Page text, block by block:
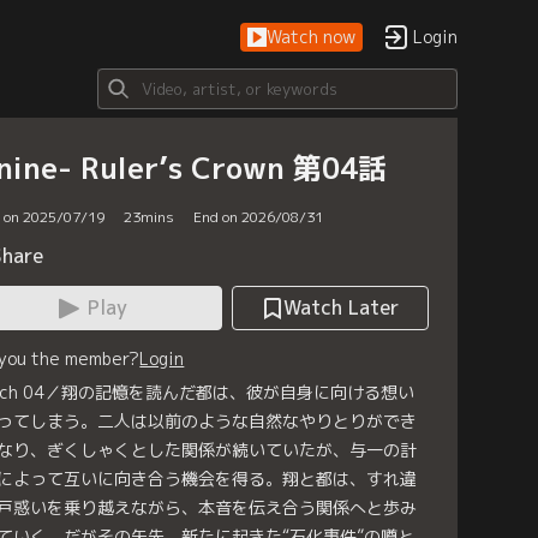
Watch now Login
Ruler’s Crown 第04話
on 2025/07/19 23mins End on 2026/08/31
Play
Watch Later
the member?Login
04／翔の記憶を読んだ都は、彼が自身に向ける想い
てしまう。二人は以前のような自然なやりとりができ
り、ぎくしゃくとした関係が続いていたが、与一の計
よって互いに向き合う機会を得る。翔と都は、すれ違
惑いを乗り越えながら、本音を伝え合う関係へと歩み